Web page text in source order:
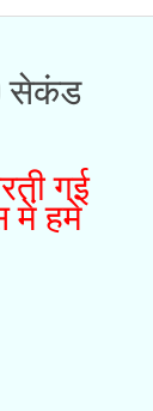
सेकंड
गई
में हमे